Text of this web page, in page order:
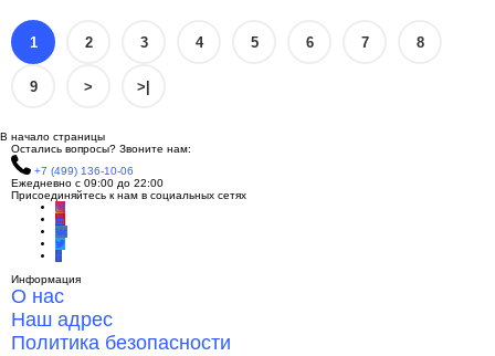
1 2 3 4 5 6 7 8
9 > >|
В начало страницы
Остались вопросы? Звоните нам:
+7 (499) 136-10-06
Ежедневно с 09:00 до 22:00
Присоединяйтесь к нам в социальных сетях
Информация
О нас
Наш адрес
Политика безопасности